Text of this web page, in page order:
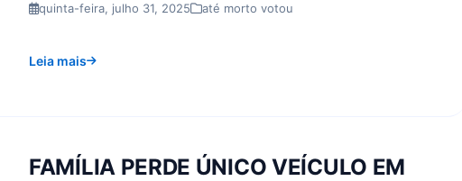
quinta-feira, julho 31, 2025 até morto votou
Leia mais
FAMÍLIA PERDE ÚNICO VEÍCULO EM